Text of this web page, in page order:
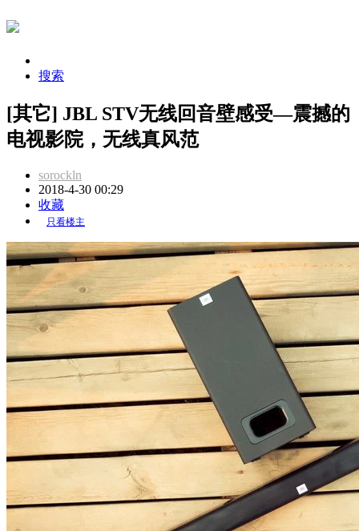
搜索
[其它] JBL STV无线回音壁感受—震撼的
电视影院，无线真风范
sorockln
2018-4-30 00:29
收藏
只看楼主